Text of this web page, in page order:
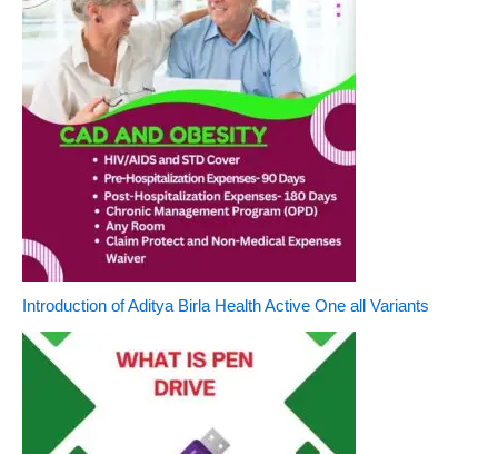
Introduction of Aditya Birla Health Active One all Variants